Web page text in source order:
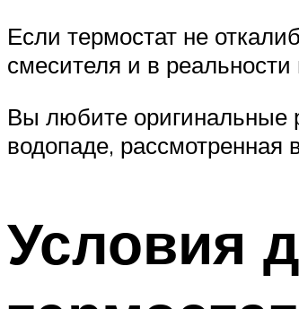
Если термостат не
смесителя и в реальности
Вы любите оригинальные
водопаде, рассмотренная
Условия